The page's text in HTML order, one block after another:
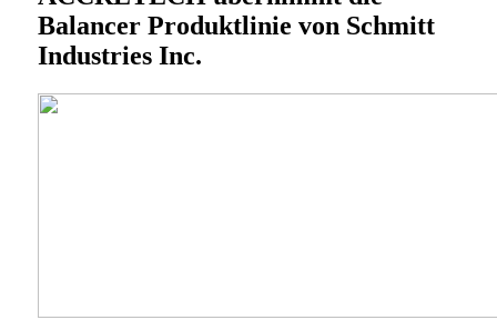
Balancer Produktlinie von Schmitt
Industries Inc.